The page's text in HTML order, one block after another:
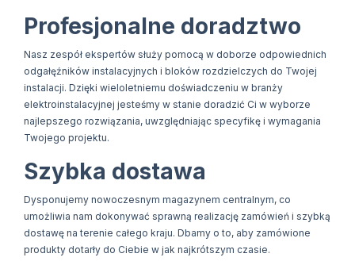
Profesjonalne doradztwo
Nasz zespół ekspertów służy pomocą w doborze odpowiednich
odgałęźników instalacyjnych i bloków rozdzielczych do Twojej
instalacji. Dzięki wieloletniemu doświadczeniu w branży
elektroinstalacyjnej jesteśmy w stanie doradzić Ci w wyborze
najlepszego rozwiązania, uwzględniając specyfikę i wymagania
Twojego projektu.
Szybka dostawa
Dysponujemy nowoczesnym magazynem centralnym, co
umożliwia nam dokonywać sprawną realizację zamówień i szybką
dostawę na terenie całego kraju. Dbamy o to, aby zamówione
produkty dotarły do Ciebie w jak najkrótszym czasie.